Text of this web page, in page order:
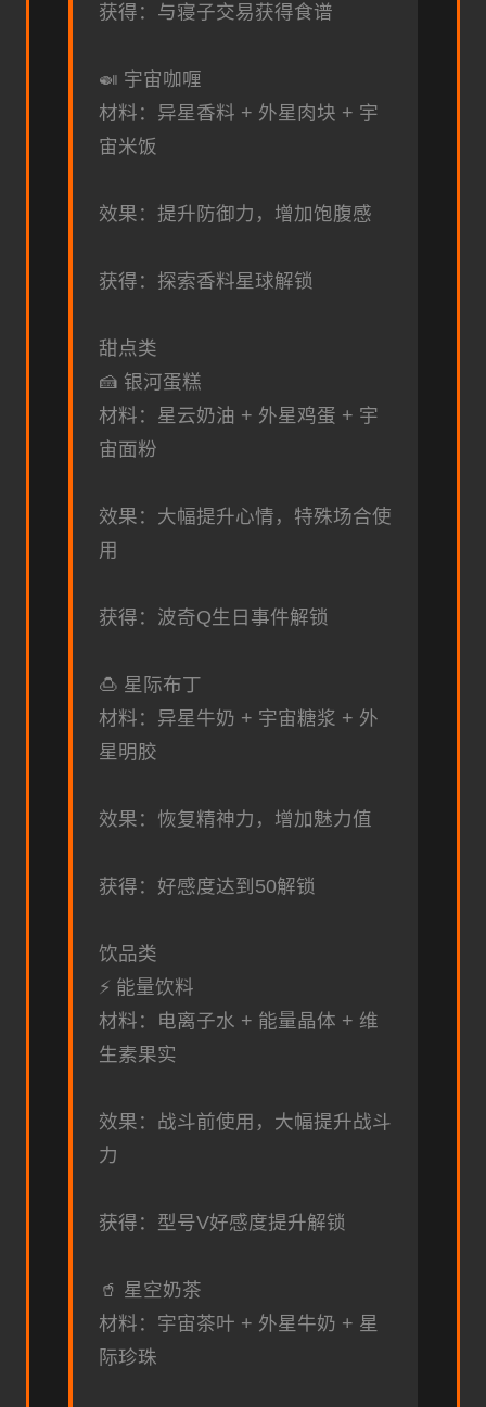
获得：与寝子交易获得食谱
🍛 宇宙咖喱
材料：异星香料 + 外星肉块 + 宇
宙米饭
效果：提升防御力，增加饱腹感
获得：探索香料星球解锁
甜点类
🍰 银河蛋糕
材料：星云奶油 + 外星鸡蛋 + 宇
宙面粉
效果：大幅提升心情，特殊场合使
用
获得：波奇Q生日事件解锁
🍮 星际布丁
材料：异星牛奶 + 宇宙糖浆 + 外
星明胶
效果：恢复精神力，增加魅力值
获得：好感度达到50解锁
饮品类
⚡ 能量饮料
材料：电离子水 + 能量晶体 + 维
生素果实
效果：战斗前使用，大幅提升战斗
力
获得：型号V好感度提升解锁
🥤 星空奶茶
材料：宇宙茶叶 + 外星牛奶 + 星
际珍珠